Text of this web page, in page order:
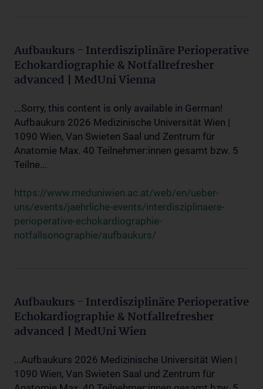
Aufbaukurs - Interdisziplinäre Perioperative
Echokardiographie & Notfallrefresher
advanced | MedUni Vienna
...Sorry, this content is only available in German!
Aufbaukurs 2026 Medizinische Universität Wien |
1090 Wien, Van Swieten Saal und Zentrum für
Anatomie Max. 40 Teilnehmer:innen gesamt bzw. 5
Teilne...
https://www.meduniwien.ac.at/web/en/ueber-
uns/events/jaehrliche-events/interdisziplinaere-
perioperative-echokardiographie-
notfallsonographie/aufbaukurs/
Aufbaukurs - Interdisziplinäre Perioperative
Echokardiographie & Notfallrefresher
advanced | MedUni Wien
...Aufbaukurs 2026 Medizinische Universität Wien |
1090 Wien, Van Swieten Saal und Zentrum für